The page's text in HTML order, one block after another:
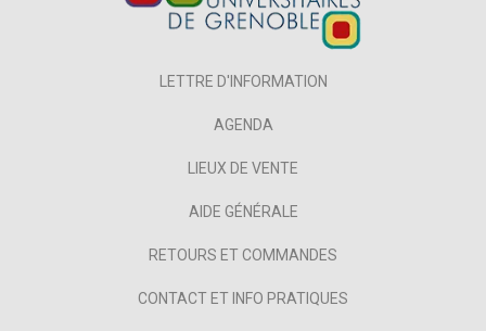
LETTRE D'INFORMATION
AGENDA
LIEUX DE VENTE
AIDE GÉNÉRALE
RETOURS ET COMMANDES
CONTACT ET INFO PRATIQUES